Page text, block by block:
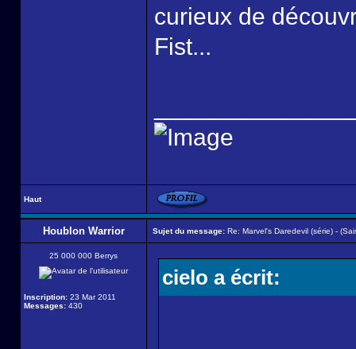
curieux de
Fist...
Haut
Houblon Warrior Sujet du message: Re: Marvel's Daredevil (série) -
25 000 000 Berrys
Inscription: 23 Mar 2011
Messages: 430
cielo a écrit: